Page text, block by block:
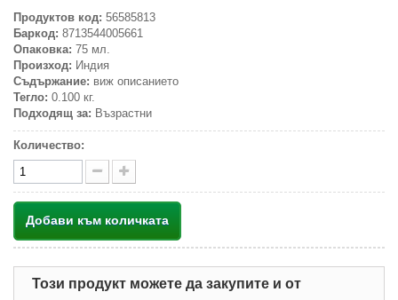
Продуктов код: 56585813
Баркод: 8713544005661
Опаковка: 75 мл.
Произход: Индия
Съдържание: виж описанието
Тегло: 0.100 кг.
Подходящ за: Възрастни
Количество:
Добави към количката
Този продукт можете да закупите и от